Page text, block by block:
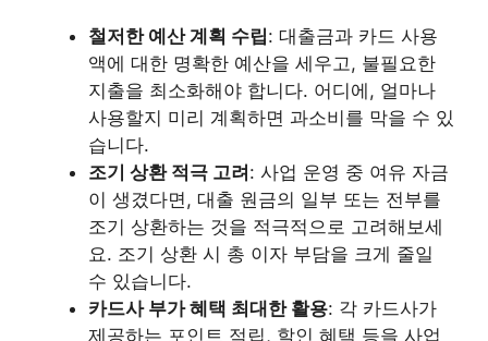
철저한 예산 계획 수립: 대출금과 카드 사용
액에 대한 명확한 예산을 세우고, 불필요한
지출을 최소화해야 합니다. 어디에, 얼마나
사용할지 미리 계획하면 과소비를 막을 수 있
습니다.
조기 상환 적극 고려: 사업 운영 중 여유 자금
이 생겼다면, 대출 원금의 일부 또는 전부를
조기 상환하는 것을 적극적으로 고려해보세
요. 조기 상환 시 총 이자 부담을 크게 줄일
수 있습니다.
카드사 부가 혜택 최대한 활용: 각 카드사가
제공하는 포인트 적립, 할인 혜택 등을 사업